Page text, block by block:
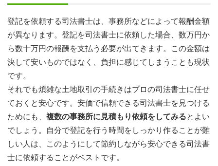
登記を依頼する司法書士は、事務所などによって報酬金額
が異なります。登記を司法書士に依頼した場合、数万円か
ら数十万円の報酬を支払う必要が出てきます。この金額は
決して安いものではなく、負担に感じてしまうことも現状
です。
それでも煩雑な土地取引の手続きはプロの司法書士に任せ
ておくと安心です。安価で信頼できる司法書士を見つける
ためにも、 複数の事務所に見積もり依頼をしてみるとよい
でしょう。自分で登記を行う時間をしっかり作ることが難
しい人は、このようにして節約しながら安心できる司法書
士に依頼することがベストです。